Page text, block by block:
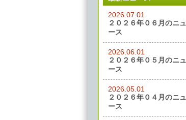
2026.07.01
２０２６年０６月のニュ
ース
2026.06.01
２０２６年０５月のニュ
ース
2026.05.01
２０２６年０４月のニュ
ース